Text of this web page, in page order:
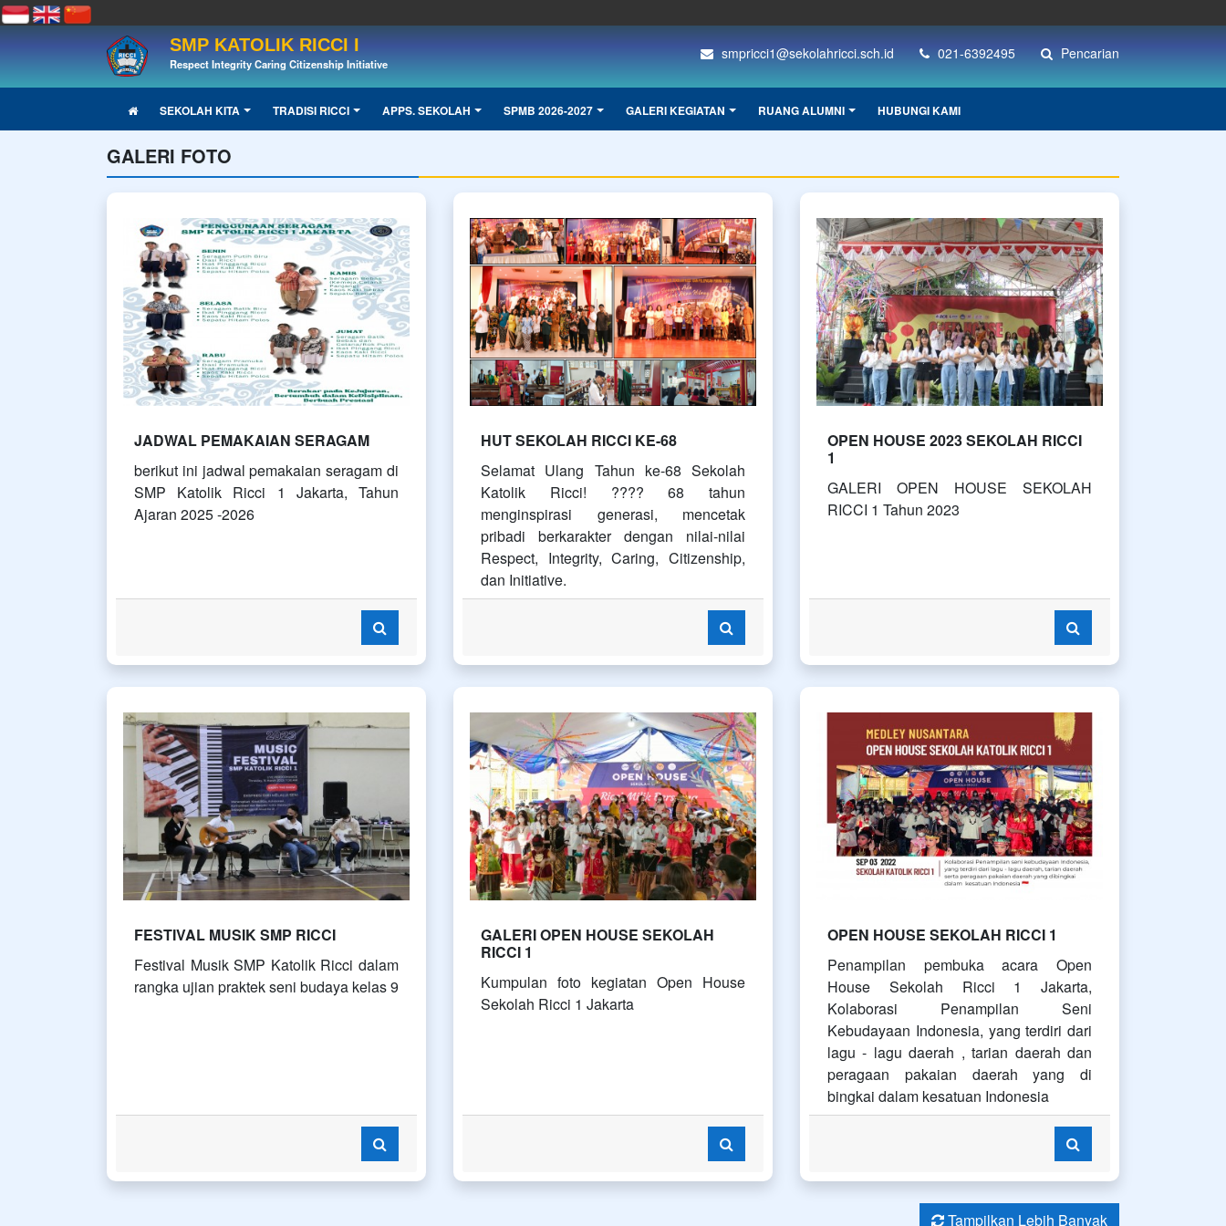
SMP KATOLIK RICCI I
Respect Integrity Caring Citizenship Initiative
smpricci1@sekolahricci.sch.id 021-6392495 Pencarian
SEKOLAH KITA TRADISI RICCI APPS. SEKOLAH SPMB 2026-2027 GALERI KEGIATAN RUANG ALUMNI HUBUNGI KAMI
GALERI FOTO
JADWAL PEMAKAIAN SERAGAM
berikut ini jadwal pemakaian seragam di
SMP Katolik Ricci 1 Jakarta, Tahun
Ajaran 2025 -2026
HUT SEKOLAH RICCI KE-68
Selamat Ulang Tahun ke-68 Sekolah
Katolik Ricci! ???? 68 tahun
menginspirasi generasi, mencetak
pribadi berkarakter dengan nilai-nilai
Respect, Integrity, Caring, Citizenship,
dan Initiative.
OPEN HOUSE 2023 SEKOLAH RICCI
1
GALERI OPEN HOUSE SEKOLAH
RICCI 1 Tahun 2023
FESTIVAL MUSIK SMP RICCI
Festival Musik SMP Katolik Ricci dalam
rangka ujian praktek seni budaya kelas 9
GALERI OPEN HOUSE SEKOLAH
RICCI 1
Kumpulan foto kegiatan Open House
Sekolah Ricci 1 Jakarta
OPEN HOUSE SEKOLAH RICCI 1
Penampilan pembuka acara Open
House Sekolah Ricci 1 Jakarta,
Kolaborasi Penampilan Seni
Kebudayaan Indonesia, yang terdiri dari
lagu - lagu daerah , tarian daerah dan
peragaan pakaian daerah yang di
bingkai dalam kesatuan Indonesia
Tampilkan Lebih Banyak